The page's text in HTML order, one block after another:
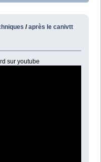
/après le canivtt
sur youtube